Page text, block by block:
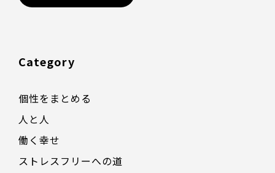
Category
個性をまとめる
人と人
働く幸せ
ストレスフリーへの道